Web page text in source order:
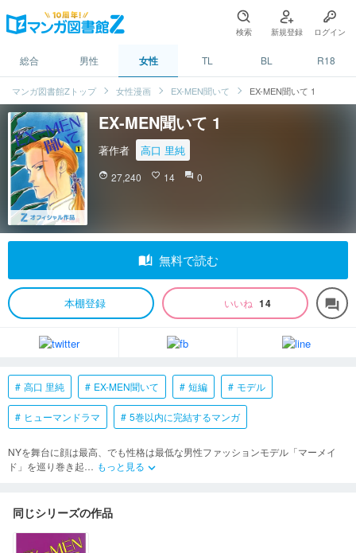
検索 新規登録 ログイン
総合 男性 女性 TL BL R18
マンガ図書館Zトップ 女性漫画 EX-MEN聞いて EX-MEN聞いて 1
EX-MEN聞いて 1
著作者 高口 里純
face 27,240 favorite_border 14 question_answer 0
auto_stories 無料で読む
本棚登録 いいね 14 forum
高口 里純 EX-MEN聞いて 短編 モデル
ヒューマンドラマ 5巻以内に完結するマンガ
NYを舞台に顔は最高、でも性格は最低な男性ファッションモデル「マーメイ
ド」を巡り巻き起… もっと見る keyboard_arrow_down
同じシリーズの作品